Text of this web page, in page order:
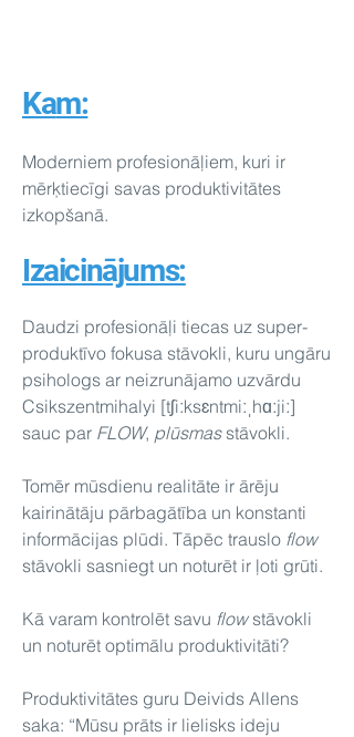
Kam:
Moderniem profesionāļiem, kuri ir
mērķtiecīgi savas produktivitātes
izkopšanā.
Izaicinājums:
Daudzi profesionāļi tiecas uz super-
produktīvo fokusa stāvokli, kuru ungāru
psihologs ar neizrunājamo uzvārdu
Csikszentmihalyi [tʃiːksɛntmiːˌhɑːjiː]
sauc par FLOW, plūsmasstāvokli.
Tomēr mūsdienu realitāte ir ārēju
kairinātāju pārbagātība un konstanti
informācijas plūdi. Tāpēc trauslo flow
stāvokli sasniegt un noturēt ir ļoti grūti.
Kā varam kontrolēt savu flowstāvokli
un noturēt optimālu produktivitāti?
Produktivitātes guru Deivids Allens
saka: “Mūsu prāts ir lielisks ideju